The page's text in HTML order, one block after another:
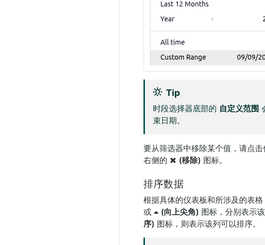
Tip
时段选择器底部的 自定义范围
束日期。
要从筛选器中移除某个值，请点
右侧的
(移除) 图标。
排序数据
根据具体的仪表板和所涉及的表
或
(向上尖角) 图标，分别表示
序) 图标，则表示该列可以排序。